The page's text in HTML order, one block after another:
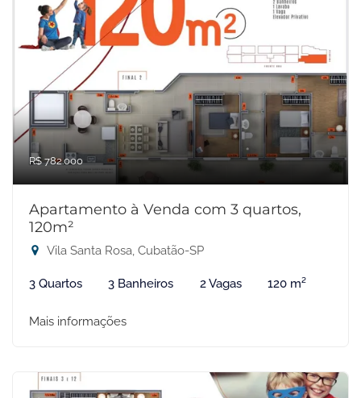
R$ 782.000
Apartamento à Venda com 3 quartos,
120m²
Vila Santa Rosa, Cubatão-SP
3 Quartos 3 Banheiros 2 Vagas 120 m²
Mais informações